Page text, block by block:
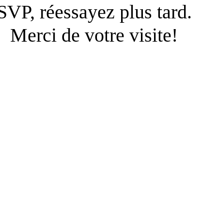
réessayez plus tard.
Merci de votre visite!